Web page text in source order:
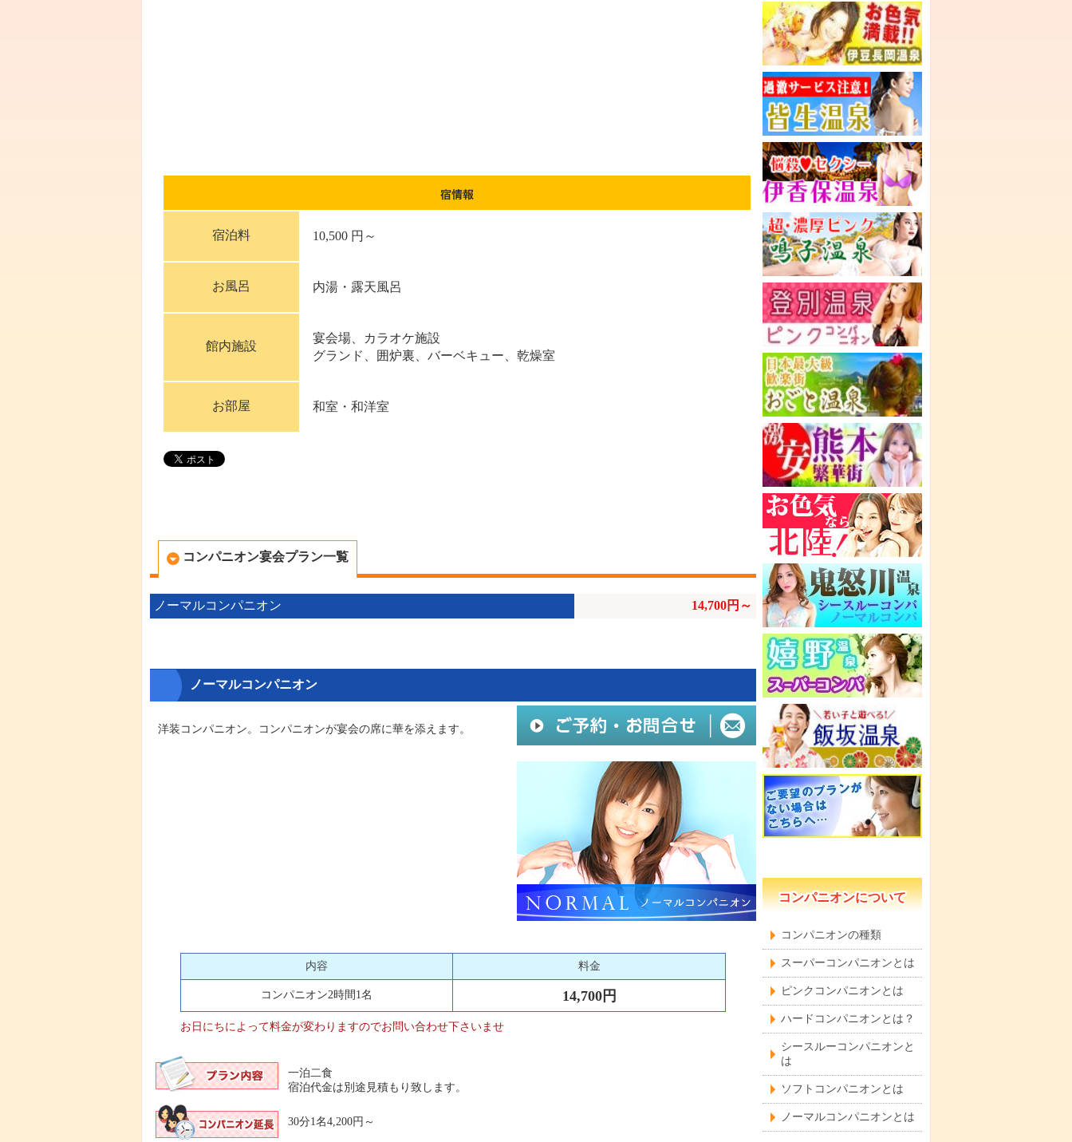
宿泊料 10,500 円～
お風呂 内湯・露天風呂
館内施設
宴会場、カラオケ施設
グランド、囲炉裏、バーベキュー、乾燥室
お部屋 和室・和洋室
コンパニオン宴会プラン一覧
ノーマルコンパニオン 14,700円～
ノーマルコンパニオン
洋装コンパニオン。コンパニオンが宴会の席に華を添えます。
内容 料金
コンパニオン2時間1名 14,700円
お日にちによって料金が変わりますのでお問い合わせ下さいませ
一泊二食
宿泊代金は別途見積もり致します。
30分1名4,200円～
コンパニオンについて
コンパニオンの種類
スーパーコンパニオンとは
ピンクコンパニオンとは
ハードコンパニオンとは？
シースルーコンパニオンと
は
ソフトコンパニオンとは
ノーマルコンパニオンとは